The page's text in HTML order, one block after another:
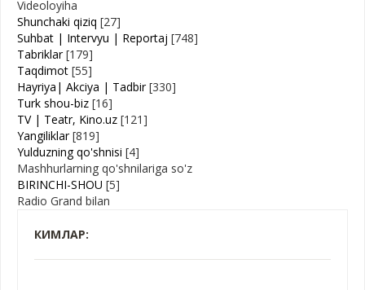
Videoloyiha
Shunchaki qiziq [27]
Suhbat | Intervyu | Reportaj [748]
Tabriklar [179]
Taqdimot [55]
Hayriya| Akciya | Tadbir [330]
Turk shou-biz [16]
TV | Teatr, Kino.uz [121]
Yangiliklar [819]
Yulduzning qo'shnisi [4]
Mashhurlarning qo'shnilariga so'z
BIRINCHI-SHOU [5]
Radio Grand bilan
КИМЛАР: